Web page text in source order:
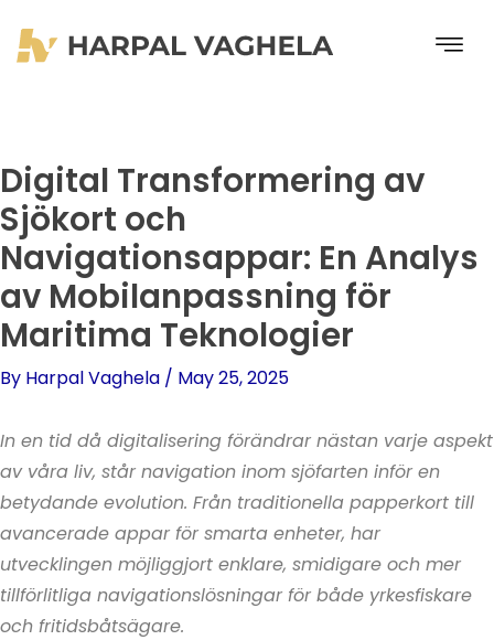
Digital Transformering av
Sjökort och
Navigationsappar: En Analys
av Mobilanpassning för
Maritima Teknologier
By Harpal Vaghela / May 25, 2025
In en tid då digitalisering förändrar nästan varje aspekt
av våra liv, står navigation inom sjöfarten inför en
betydande evolution. Från traditionella papperkort till
avancerade appar för smarta enheter, har
utvecklingen möjliggjort enklare, smidigare och mer
tillförlitliga navigationslösningar för både yrkesfiskare
och fritidsbåtsägare.